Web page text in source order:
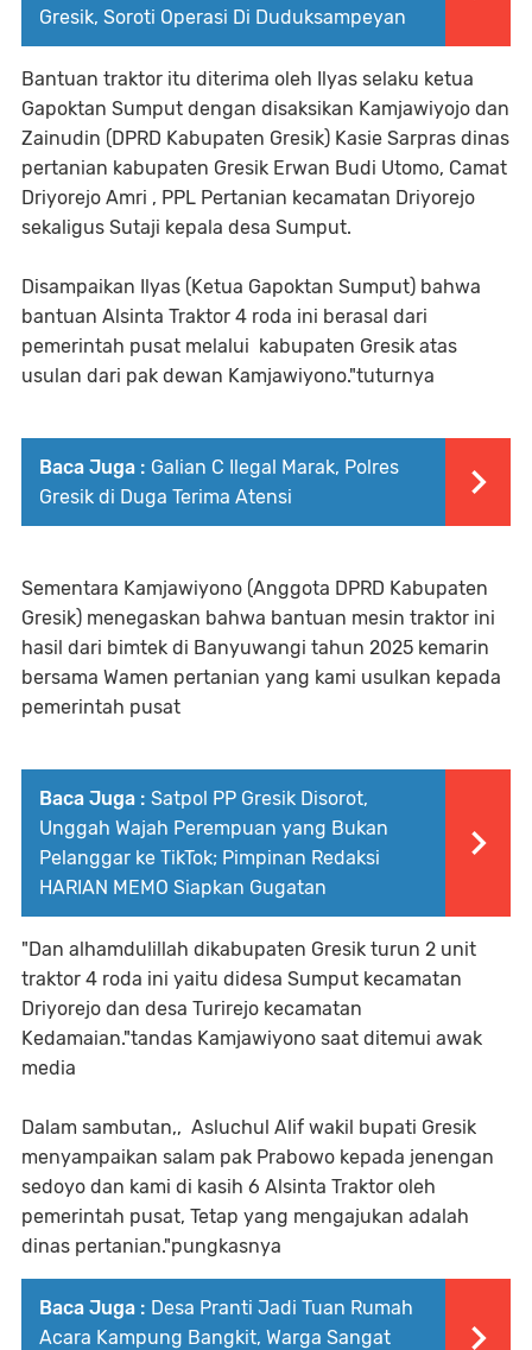
Gresik, Soroti Operasi Di Duduksampeyan
Bantuan traktor itu diterima oleh Ilyas selaku ketua
Gapoktan Sumput dengan disaksikan Kamjawiyojo dan
Zainudin (DPRD Kabupaten Gresik) Kasie Sarpras dinas
pertanian kabupaten Gresik Erwan Budi Utomo, Camat
Driyorejo Amri , PPL Pertanian kecamatan Driyorejo
sekaligus Sutaji kepala desa Sumput.
Disampaikan Ilyas (Ketua Gapoktan Sumput) bahwa
bantuan Alsinta Traktor 4 roda ini berasal dari
pemerintah pusat melalui kabupaten Gresik atas
usulan dari pak dewan Kamjawiyono."tuturnya
Baca Juga : Galian C Ilegal Marak, Polres
Gresik di Duga Terima Atensi
Sementara Kamjawiyono (Anggota DPRD Kabupaten
Gresik) menegaskan bahwa bantuan mesin traktor ini
hasil dari bimtek di Banyuwangi tahun 2025 kemarin
bersama Wamen pertanian yang kami usulkan kepada
pemerintah pusat
Baca Juga : Satpol PP Gresik Disorot,
Unggah Wajah Perempuan yang Bukan
Pelanggar ke TikTok; Pimpinan Redaksi
HARIAN MEMO Siapkan Gugatan
"Dan alhamdulillah dikabupaten Gresik turun 2 unit
traktor 4 roda ini yaitu didesa Sumput kecamatan
Driyorejo dan desa Turirejo kecamatan
Kedamaian."tandas Kamjawiyono saat ditemui awak
media
Dalam sambutan,, Asluchul Alif wakil bupati Gresik
menyampaikan salam pak Prabowo kepada jenengan
sedoyo dan kami di kasih 6 Alsinta Traktor oleh
pemerintah pusat, Tetap yang mengajukan adalah
dinas pertanian."pungkasnya
Baca Juga : Desa Pranti Jadi Tuan Rumah
Acara Kampung Bangkit, Warga Sangat